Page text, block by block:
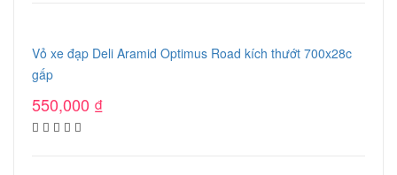
Vỏ xe đạp Deli Aramid Optimus Road kích thướt 700x28c
gấp
550,000 ₫